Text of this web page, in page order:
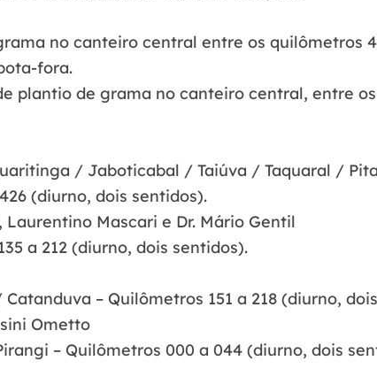
no canteiro central entre os quilômetros
fora.
plantio de grama no canteiro central, entre
/ Jaboticabal / Taiúva / Taquaral /
(diurno, dois sentidos).
Laurentino Mascari e Dr. Mário Gentil
a 212 (diurno, dois sentidos).
– Quilômetros 151 a 218 (diurno,
Ometto
– Quilômetros 000 a 044 (diurno, dois